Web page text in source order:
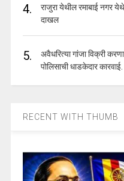
4.
राजुरा येथील रमाबाई नगर
दाखल
5.
अवैधरित्या गांजा विक्री
पोलिसाची धाडकेदार कारवाई.
RECENT WITH THUMB